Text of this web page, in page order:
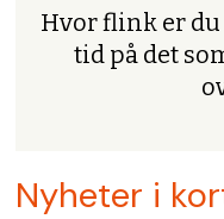
Hvor flink er
tid på det
Nyheter i